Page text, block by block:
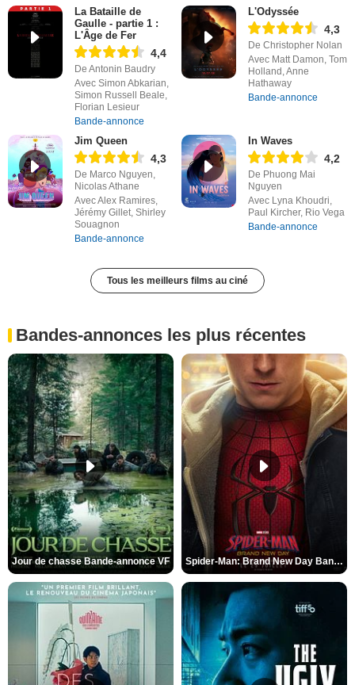
La Bataille de
Gaulle - partie 1 :
L'Âge de Fer
4,4
De Antonin Baudry
Avec Simon Abkarian,
Simon Russell Beale,
Florian Lesieur
Bande-annonce
L'Odyssée
4,3
De Christopher Nolan
Avec Matt Damon, Tom
Holland, Anne
Hathaway
Bande-annonce
Jim Queen
4,3
De Marco Nguyen,
Nicolas Athane
Avec Alex Ramires,
Jérémy Gillet, Shirley
Souagnon
Bande-annonce
In Waves
4,2
De Phuong Mai
Nguyen
Avec Lyna Khoudri,
Paul Kircher, Rio Vega
Bande-annonce
Tous les meilleurs films au ciné
Bandes-annonces les plus récentes
Jour de chasse Bande-annonce VF Spider-Man: Brand New Day Bande-annonce (3) VO STFR